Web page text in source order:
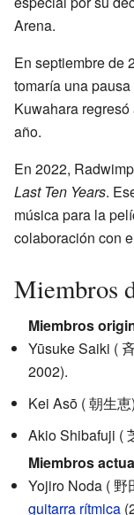
Arena.
En septiembre de
tomaría una
Kuwahara
año.
En 2022,
Last Ten Years.
música para la
colaboración con
Miembros
Miembros
Yūsuke Saiki (
2002).
Kei Asō (朝生恵)
Akio Shibafuji (
Miembros
Yojiro Noda (野
guitarra rítmica